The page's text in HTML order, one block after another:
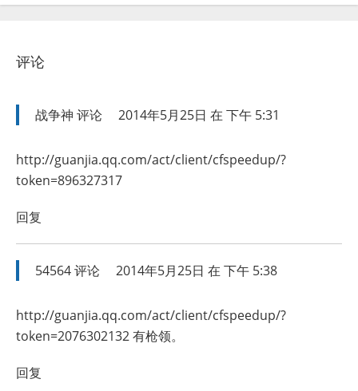
评论
战争神 评论 2014年5月25日 在 下午 5:31
http://guanjia.qq.com/act/client/cfspeedup/?
token=896327317
回复
54564评论 2014年5月25日 在 下午 5:38
http://guanjia.qq.com/act/client/cfspeedup/?
token=2076302132有枪领。
回复